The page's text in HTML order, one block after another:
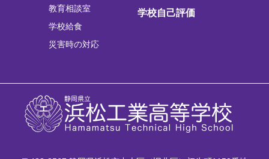
教育相談室
学校給食
災害時の対応
学校自己評価